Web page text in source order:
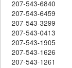
207-543-6840
207-543-6459
207-543-3299
207-543-0413
207-543-1905
207-543-1626
207-543-1261